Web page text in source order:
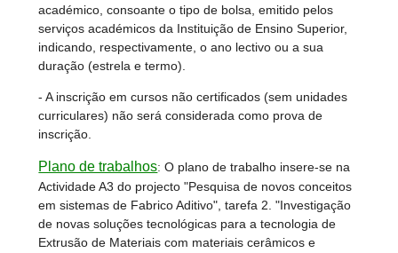
académico, consoante o tipo de bolsa, emitido pelos
serviços académicos da Instituição de Ensino Superior,
indicando, respectivamente, o ano lectivo ou a sua
duração (estrela e termo).
- A inscrição em cursos não certificados (sem unidades
curriculares) não será considerada como prova de
inscrição.
Plano de trabalhos:O plano de trabalho insere-se na
Actividade A3 do projecto "Pesquisa de novos conceitos
em sistemas de Fabrico Aditivo", tarefa 2. "Investigação
de novas soluções tecnológicas para a tecnologia de
Extrusão de Materiais com materiais cerâmicos e